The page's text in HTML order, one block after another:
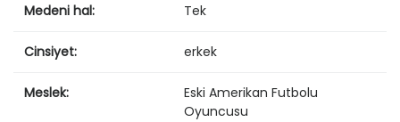
Medeni hal: Tek
Cinsiyet: erkek
Meslek:
Eski Amerikan Futbolu
Oyuncusu